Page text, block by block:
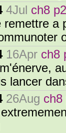
4Jul ch8 p2
remettre a
16Apr ch8
lancer
26Aug ch8